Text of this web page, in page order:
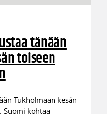
tänään
toiseen
Tukholmaan kesän
Suomi kohtaa